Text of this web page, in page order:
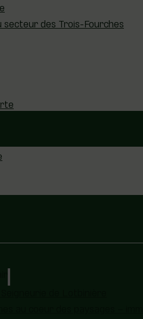
secteur des Trois-Fourches